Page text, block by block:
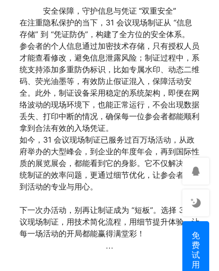
安全保障，守护信息与凭证 “双重安全”
在注重隐私保护的当下，31 会议现场制证从 “信息
存储” 到 “凭证防伪”，构建了全方位的安全体系。
参会者的个人信息通过加密技术存储，只有授权人员
才能查看修改，避免信息泄露风险；制证过程中，系
统支持添加多重防伪标识，比如专属水印、动态二维
码、荧光油墨等，有效防止假证混入，保障活动安
全。此外，制证设备采用稳定的系统架构，即便在网
络波动的现场环境下，也能正常运行，不会出现数据
丢失、打印中断的情况，确保每一位参会者都能顺利
拿到合法有效的入场凭证。
如今，31 会议现场制证已服务过百万场活动，从政
府举办的大型峰会，到企业的年度年会，再到国际性
质的展览展会，都能看到它的身影。它不仅解决了传
统制证的效率问题，更通过细节优化，让参会者感受
到活动的专业与用心。
下一次办活动，别再让制证成为 “短板”。选择 31 会
议现场制证，用技术简化流程，用细节提升体验，让
每一场活动的开局都能赢得满堂彩！
…
免
费
试
用